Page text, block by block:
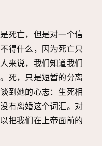
死亡，但是对一个信
得什么，因为死亡只
来说，我们知道我们
死，只是短暂的分离
到她的心志：生死相
有离婚这个词汇。对
把我们在上帝面前的